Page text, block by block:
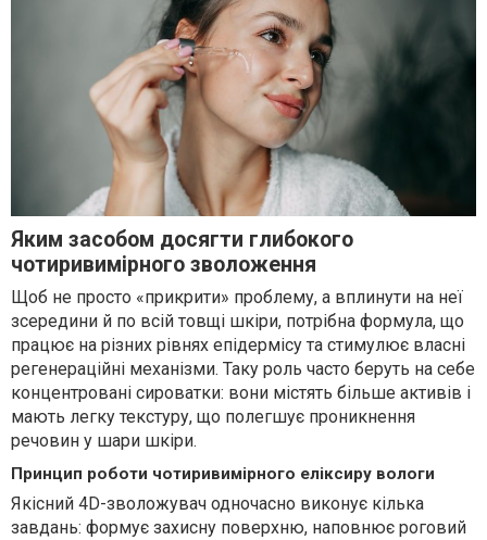
Яким засобом досягти глибокого
чотиривимірного зволоження
Щоб не просто «прикрити» проблему, а вплинути на неї
зсередини й по всій товщі шкіри, потрібна формула, що
працює на різних рівнях епідермісу та стимулює власні
регенераційні механізми. Таку роль часто беруть на себе
концентровані сироватки: вони містять більше активів і
мають легку текстуру, що полегшує проникнення
речовин у шари шкіри.
Принцип роботи чотиривимірного еліксиру вологи
Якісний 4D-зволожувач одночасно виконує кілька
завдань: формує захисну поверхню, наповнює роговий